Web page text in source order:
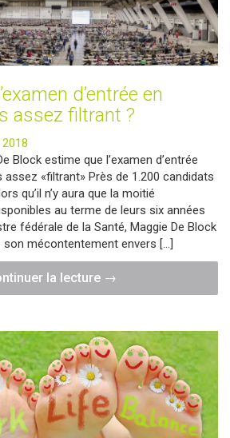
des
études
:
le
bancaire
devient
indispensable"
d’entrée en
assez filtrant ?
Block estime que l’examen d’entrée
assez «filtrant» Près de 1.200 candidats
qu’il n’y aura que la moitié
au terme de leurs six années
fédérale de la Santé, Maggie De Block
son mécontentement envers […]
la lecture "Particuliers
|
d’entrée
en
médecine
:
pas
assez
→